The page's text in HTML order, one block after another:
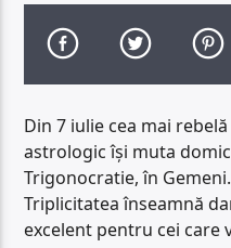
Din 7 iulie cea mai
astrologic își muta
Trigonocratie, în
Triplicitatea înseamnă
excelent pentru cei care